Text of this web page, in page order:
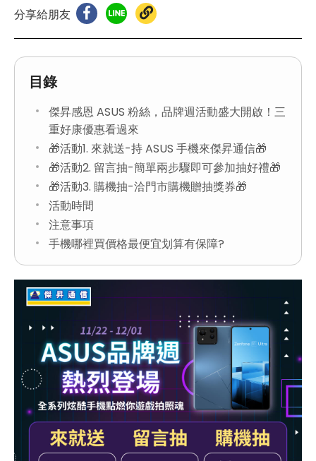
分享給朋友
目錄
傑昇感恩 ASUS 粉絲，品牌週活動盛大開啟！三
重好康優惠看過來
🎁活動1. 來就送-持 ASUS 手機來傑昇通信🎁
🎁活動2. 留言抽-簡單兩步驟即可參加抽好禮🎁
🎁活動3. 購機抽-洽門市購機贈抽獎券🎁
活動時間
注意事項
手機哪裡買價格最便宜划算有保障?